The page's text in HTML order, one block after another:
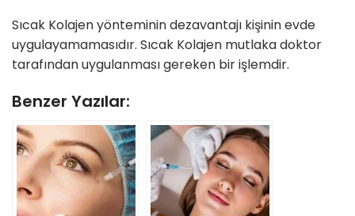
Sıcak Kolajen yönteminin dezavantajı kişinin evde
uygulayamamasıdır. Sıcak Kolajen mutlaka doktor
tarafından uygulanması gereken bir işlemdir.
Benzer Yazılar: